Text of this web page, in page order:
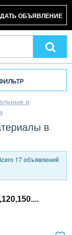
ОБЪЯВЛЕНИЕ
и
в
17 объявлений